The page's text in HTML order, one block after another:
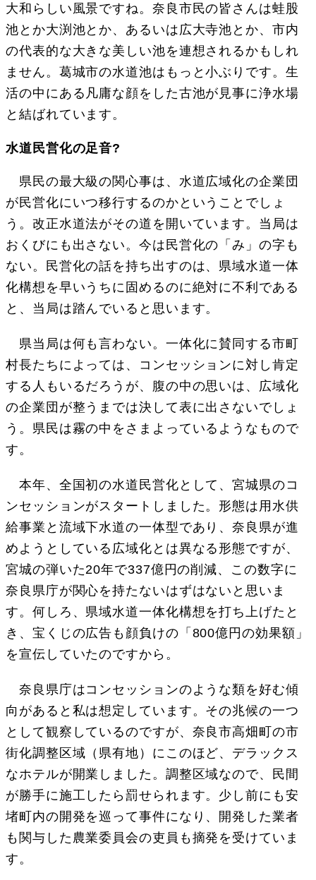
大和らしい風景ですね。奈良市民の皆さんは蛙股
池とか大渕池とか、あるいは広大寺池とか、市内
の代表的な大きな美しい池を連想されるかもしれ
ません。葛城市の水道池はもっと小ぶりです。生
活の中にある凡庸な顔をした古池が見事に浄水場
と結ばれています。
水道民営化の足音?
県民の最大級の関心事は、水道広域化の企業団
が民営化にいつ移行するのかということでしょ
う。改正水道法がその道を開いています。当局は
おくびにも出さない。今は民営化の「み」の字も
ない。民営化の話を持ち出すのは、県域水道一体
化構想を早いうちに固めるのに絶対に不利である
と、当局は踏んでいると思います。
県当局は何も言わない。一体化に賛同する市町
村長たちによっては、コンセッションに対し肯定
する人もいるだろうが、腹の中の思いは、広域化
の企業団が整うまでは決して表に出さないでしょ
う。県民は霧の中をさまよっているようなもので
す。
本年、全国初の水道民営化として、宮城県のコ
ンセッションがスタートしました。形態は用水供
給事業と流域下水道の一体型であり、奈良県が進
めようとしている広域化とは異なる形態ですが、
宮城の弾いた20年で337億円の削減、この数字に
奈良県庁が関心を持たないはずはないと思いま
す。何しろ、県域水道一体化構想を打ち上げたと
き、宝くじの広告も顔負けの「800億円の効果額」
を宣伝していたのですから。
奈良県庁はコンセッションのような類を好む傾
向があると私は想定しています。その兆候の一つ
として観察しているのですが、奈良市高畑町の市
街化調整区域（県有地）にこのほど、デラックス
なホテルが開業しました。調整区域なので、民間
が勝手に施工したら罰せられます。少し前にも安
堵町内の開発を巡って事件になり、開発した業者
も関与した農業委員会の吏員も摘発を受けていま
す。